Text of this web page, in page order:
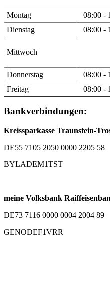
Montag 08:00 -
Dienstag
08:00 -
Mittwoch
Donnerstag 08:00 -
Freitag
08:00 -
Bankverbindungen:
Kreissparkasse Traunstein-
DE55 7105 2050 0000 2205 58
BYLADEM1TST
meine Volksbank
DE73 7116 0000 0004 2004 89
GENODEF1VRR